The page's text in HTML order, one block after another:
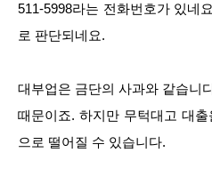
511-5998라는 전화번호가 있네
로 판단되네요.
대부업은 금단의 사과와 같습니
때문이죠. 하지만 무턱대고 대
으로 떨어질 수 있습니다.